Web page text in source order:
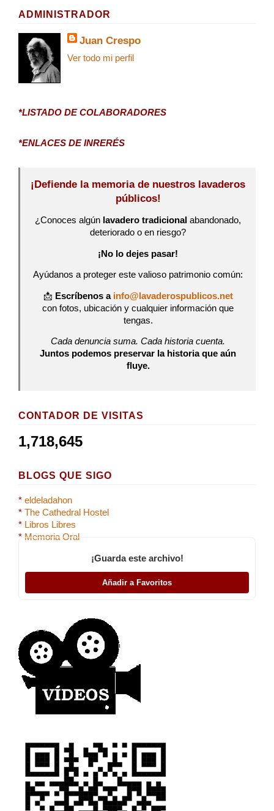
ADMINISTRADOR
Juan Crespo
Ver todo mi perfil
*LISTADO DE COLABORADORES
*ENLACES DE INRERÉS
¡Defiende la memoria de nuestros lavaderos
públicos!
¿Conoces algún lavadero tradicional abandonado,
deteriorado o en riesgo?
¡No lo dejes pasar!
Ayúdanos a proteger este valioso patrimonio común:
📩 Escríbenos a info@lavaderospublicos.net
con fotos, ubicación y cualquier información que
tengas.
Cada denuncia suma. Cada historia cuenta.
Juntos podemos preservar la historia que aún
fluye.
CONTADOR DE VISITAS
1,718,645
BLOGS QUE SIGO
* eldeladahon
* The Cathedral Hostel
* Libros Libres
* Memoria Oral
¡Guarda este archivo!
Añadir a Favoritos